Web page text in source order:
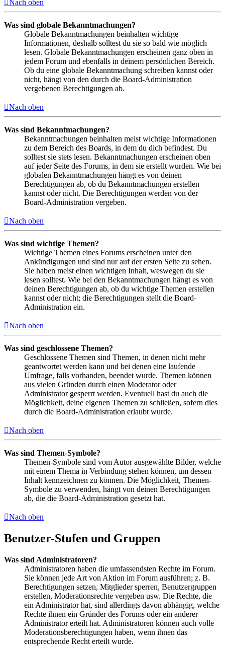
Nach oben
Was sind globale Bekanntmachungen?
Globale Bekanntmachungen beinhalten wichtige
Informationen, deshalb solltest du sie so bald wie möglich
lesen. Globale Bekanntmachungen erscheinen ganz oben in
jedem Forum und ebenfalls in deinem persönlichen Bereich.
Ob du eine globale Bekanntmachung schreiben kannst oder
nicht, hängt von den durch die Board-Administration
vergebenen Berechtigungen ab.
Nach oben
Was sind Bekanntmachungen?
Bekanntmachungen beinhalten meist wichtige Informationen
zu dem Bereich des Boards, in dem du dich befindest. Du
solltest sie stets lesen. Bekanntmachungen erscheinen oben
auf jeder Seite des Forums, in dem sie erstellt wurden. Wie bei
globalen Bekanntmachungen hängt es von deinen
Berechtigungen ab, ob du Bekanntmachungen erstellen
kannst oder nicht. Die Berechtigungen werden von der
Board-Administration vergeben.
Nach oben
Was sind wichtige Themen?
Wichtige Themen eines Forums erscheinen unter den
Ankündigungen und sind nur auf der ersten Seite zu sehen.
Sie haben meist einen wichtigen Inhalt, weswegen du sie
lesen solltest. Wie bei den Bekanntmachungen hängt es von
deinen Berechtigungen ab, ob du wichtige Themen erstellen
kannst oder nicht; die Berechtigungen stellt die Board-
Administration ein.
Nach oben
Was sind geschlossene Themen?
Geschlossene Themen sind Themen, in denen nicht mehr
geantwortet werden kann und bei denen eine laufende
Umfrage, falls vorhanden, beendet wurde. Themen können
aus vielen Gründen durch einen Moderator oder
Administrator gesperrt werden. Eventuell hast du auch die
Möglichkeit, deine eigenen Themen zu schließen, sofern dies
durch die Board-Administration erlaubt wurde.
Nach oben
Was sind Themen-Symbole?
Themen-Symbole sind vom Autor ausgewählte Bilder, welche
mit einem Thema in Verbindung stehen können, um dessen
Inhalt kennzeichnen zu können. Die Möglichkeit, Themen-
Symbole zu verwenden, hängt von deinen Berechtigungen
ab, die die Board-Administration gesetzt hat.
Nach oben
Benutzer-Stufen und Gruppen
Was sind Administratoren?
Administratoren haben die umfassendsten Rechte im Forum.
Sie können jede Art von Aktion im Forum ausführen; z. B.
Berechtigungen setzen, Mitglieder sperren, Benutzergruppen
erstellen, Moderationsrechte vergeben usw. Die Rechte, die
ein Administrator hat, sind allerdings davon abhängig, welche
Rechte ihnen ein Gründer des Forums oder ein anderer
Administrator erteilt hat. Administratoren können auch volle
Moderationsberechtigungen haben, wenn ihnen das
entsprechende Recht erteilt wurde.